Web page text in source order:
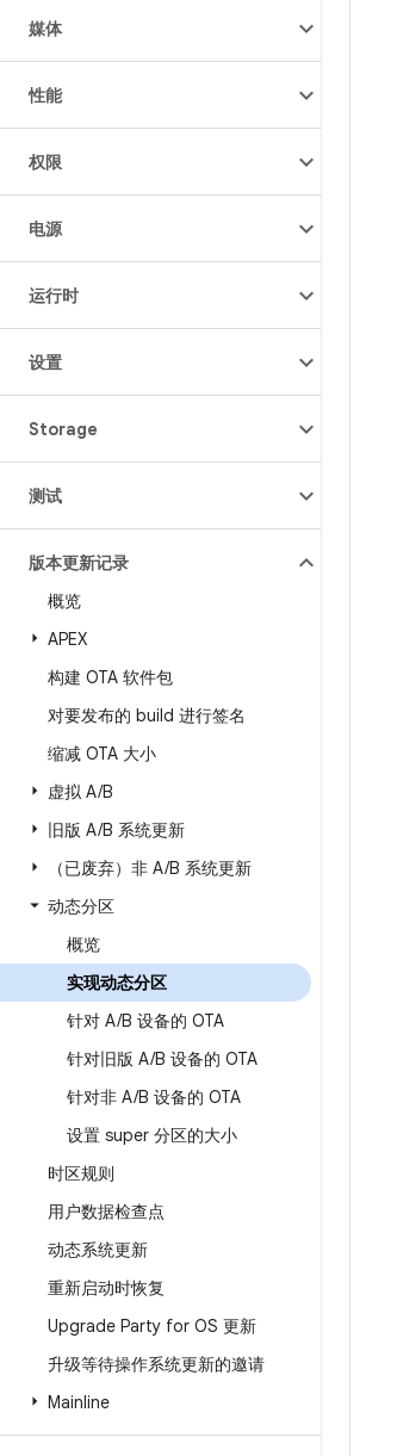
媒体
性能
权限
电源
运行时
设置
Storage
测试
版本更新记录
概览
APEX
构建 OTA 软件包
对要发布的 build 进行签名
缩减 OTA 大小
虚拟 A/B
旧版 A/B 系统更新
（已废弃）非 A/B 系统更新
动态分区
概览
实现动态分区
针对 A/B 设备的 OTA
针对旧版 A/B 设备的 OTA
针对非 A/B 设备的 OTA
设置 super 分区的大小
时区规则
用户数据检查点
动态系统更新
重新启动时恢复
Upgrade Party for OS 更新
升级等待操作系统更新的邀请
Mainline